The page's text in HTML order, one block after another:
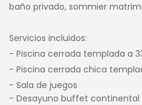
baño privado, sommier
Servicios incluidos:
- Piscina cerrada templada a 33
- Piscina cerrada chica
- Sala de juegos
- Desayuno buffet continental